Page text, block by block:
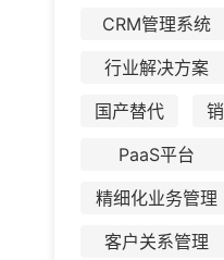
CRM管理系统
行业解决方案
国产替代
PaaS平台
精细化业务管理
客户关系管理